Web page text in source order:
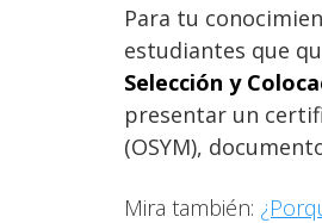
Para tu
estudiantes que
Selección y
presentar un
(OSYM),
Mira también: